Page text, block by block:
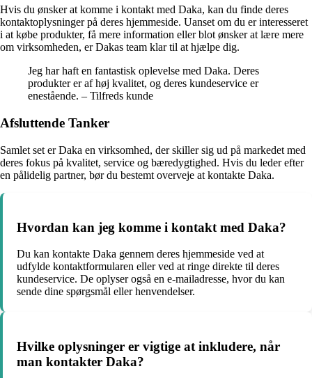
Hvis du ønsker at komme i kontakt med Daka, kan du finde deres
kontaktoplysninger på deres hjemmeside. Uanset om du er interesseret
i at købe produkter, få mere information eller blot ønsker at lære mere
om virksomheden, er Dakas team klar til at hjælpe dig.
Jeg har haft en fantastisk oplevelse med Daka. Deres
produkter er af høj kvalitet, og deres kundeservice er
enestående. – Tilfreds kunde
Afsluttende Tanker
Samlet set er Daka en virksomhed, der skiller sig ud på markedet med
deres fokus på kvalitet, service og bæredygtighed. Hvis du leder efter
en pålidelig partner, bør du bestemt overveje at kontakte Daka.
Hvordan kan jeg komme i kontakt med Daka?
Du kan kontakte Daka gennem deres hjemmeside ved at
udfylde kontaktformularen eller ved at ringe direkte til deres
kundeservice. De oplyser også en e-mailadresse, hvor du kan
sende dine spørgsmål eller henvendelser.
Hvilke oplysninger er vigtige at inkludere, når
man kontakter Daka?